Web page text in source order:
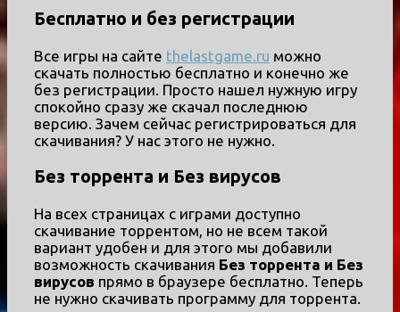
Бесплатно и без регистрации
Все игры на сайте thelastgame.ru можно
скачать полностью бесплатно и конечно же
без регистрации. Просто нашел нужную игру
спокойно сразу же скачал последнюю
версию. Зачем сейчас регистрироваться для
скачивания? У нас этого не нужно.
Без торрента и Без вирусов
На всех страницах с играми доступно
скачивание торрентом, но не всем такой
вариант удобен и для этого мы добавили
возможность скачивания Без торрента и Без
вирусов прямо в браузере бесплатно. Теперь
не нужно скачивать программу для торрента.